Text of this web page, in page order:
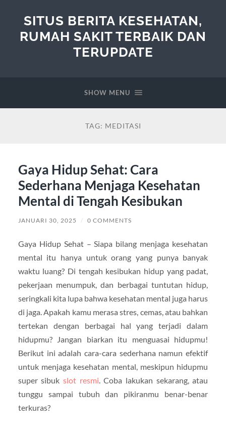
SITUS BERITA KESEHATAN,
RUMAH SAKIT TERBAIK DAN
TERUPDATE
SHOW MENU
TAG: MEDITASI
Gaya Hidup Sehat: Cara
Sederhana Menjaga Kesehatan
Mental di Tengah Kesibukan
JANUARI 30, 2025 / 0 COMMENTS
Gaya Hidup Sehat – Siapa bilang menjaga kesehatan
mental itu hanya untuk orang yang punya banyak
waktu luang? Di tengah kesibukan hidup yang padat,
pekerjaan menumpuk, dan berbagai tuntutan hidup,
seringkali kita lupa bahwa kesehatan mental juga harus
di jaga. Apakah kamu merasa stres, cemas, atau bahkan
tertekan dengan berbagai hal yang terjadi dalam
hidupmu? Jangan biarkan itu menguasai hidupmu!
Berikut ini adalah cara-cara sederhana namun efektif
untuk menjaga kesehatan mental, meskipun hidupmu
super sibukslot resmi . Coba lakukan sekarang, atau
tunggu sampai tubuh dan pikiranmu benar-benar
terkuras?